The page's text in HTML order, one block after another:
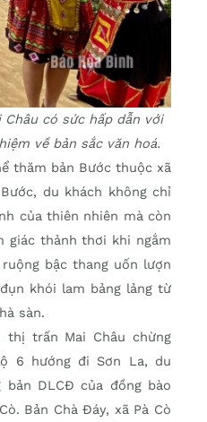
Châu có sức hấp dẫn với
về bản sắc văn hoá.
thăm bản Bước thuộc xã
du khách không chỉ
của thiên nhiên mà còn
giác thảnh thơi khi ngắm
bậc thang uốn lượn
khói lam bảng lảng từ
sàn.
trấn Mai Châu chừng
6 hướng đi Sơn La, du
DLCĐ của đồng bào
Bản Chà Đáy, xã Pà Cò